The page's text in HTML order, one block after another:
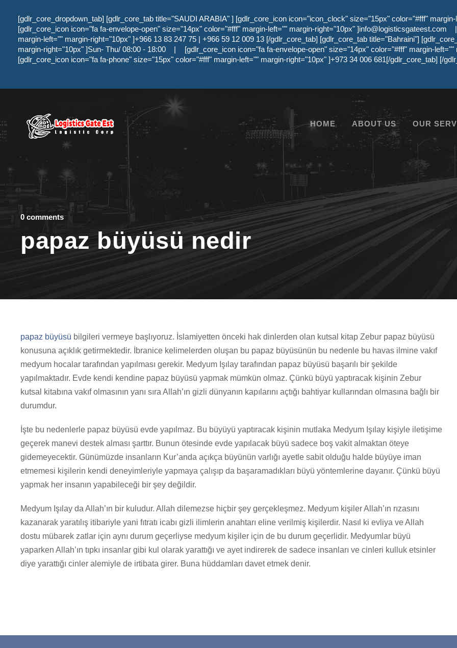
[gdlr_core_dropdown_tab] [gdlr_core_tab title="SAUDI ARABIA" ] [gdlr_core_icon icon="icon_clock" size="15px" color="#fff"
[gdlr_core_icon icon="fa fa-envelope-open" size="14px" color="#fff" margin-left="" margin-right="10px" ]info@logisticsgateest.com |
margin-left="" margin-right="10px" ]+966 13 83 247 75 | +966 59 12 009 13 [/gdlr_core_tab] [gdlr_core_tab title="Bahraini"]
margin-right="10px" ]Sun- Thu/ 08:00 - 18:00
| [gdlr_core_icon icon="fa fa-envelope-open" size="14px" color="#fff" margin-left=""
[gdlr_core_icon icon="fa fa-phone" size="15px" color="#fff" margin-left="" margin-right="10px" ]+973 34 006 681[/gdlr_core_tab] [/
HOME ABOUT US OUR
0 comments
papaz büyüsü nedir
papaz büyüsü bilgileri vermeye başlıyoruz. İslamiyetten önceki hak dinlerden olan kutsal kitap Zebur papaz büyüsü
konusuna açıklık getirmektedir. İbranice kelimelerden oluşan bu papaz büyüsünün bu nedenle bu havas ilmine vakıf
medyum hocalar tarafından yapılması gerekir. Medyum Işılay tarafından papaz büyüsü başarılı bir şekilde
yapılmaktadır. Evde kendi kendine papaz büyüsü yapmak mümkün olmaz. Çünkü büyü yaptıracak kişinin Zebur
kutsal kitabına vakıf olmasının yanı sıra Allah’ın gizli dünyanın kapılarını açtığı bahtiyar kullarından olmasına bağlı bir
durumdur.
İşte bu nedenlerle papaz büyüsü evde yapılmaz. Bu büyüyü yaptıracak kişinin mutlaka Medyum Işılay kişiyle iletişime
geçerek manevi destek alması şarttır. Bunun ötesinde evde yapılacak büyü sadece boş vakit almaktan öteye
gidemeyecektir. Günümüzde insanların Kur’anda açıkça büyünün varlığı ayetle sabit olduğu halde büyüye iman
etmemesi kişilerin kendi deneyimleriyle yapmaya çalışıp da başaramadıkları büyü yöntemlerine dayanır. Çünkü büyü
yapmak her insanın yapabileceği bir şey değildir.
Medyum Işılay da Allah’ın bir kuludur. Allah dilemezse hiçbir şey gerçekleşmez. Medyum kişiler Allah’ın rızasını
kazanarak yaratılış itibariyle yani fıtratı icabı gizli ilimlerin anahtarı eline verilmiş kişilerdir. Nasıl ki evliya ve Allah
dostu mübarek zatlar için aynı durum geçerliyse medyum kişiler için de bu durum geçerlidir. Medyumlar büyü
yaparken Allah’ın tıpkı insanlar gibi kul olarak yarattığı ve ayet indirerek de sadece insanları ve cinleri kulluk etsinler
diye yarattığı cinler alemiyle de irtibata girer. Buna hüddamları davet etmek denir.